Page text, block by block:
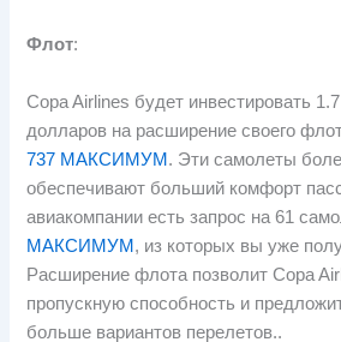
Флот:
Copa Airlines будет инвестировать
долларов на расширение своего
737 МАКСИМУМ . Эти самолеты
обеспечивают больший комфорт
авиакомпании есть запрос на 61
МАКСИМУМ , из которых вы уже
Расширение флота позволит Copa
пропускную способность и
больше вариантов перелетов..